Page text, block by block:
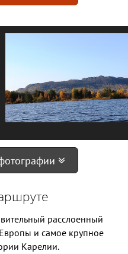
расслоенный
и самое крупное
Карелии.